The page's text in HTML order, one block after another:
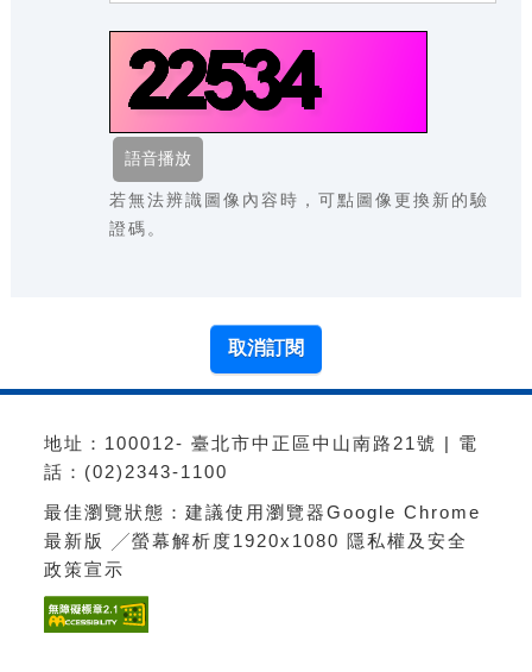
若無法辨識圖像內容時，可點圖像更換新的驗
證碼。
地址：100012- 臺北市中正區中山南路21號 | 電
話：(02)2343-1100
最佳瀏覽狀態：建議使用瀏覽器Google Chrome
最新版 ╱螢幕解析度1920x1080 隱私權及安全
政策宣示